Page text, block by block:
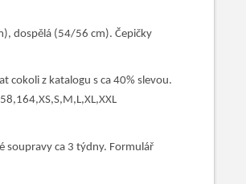
dospělá (54/56 cm). Čepičky
cokoli z katalogu s ca 40% slevou.
soupravy ca 3 týdny. Formulář